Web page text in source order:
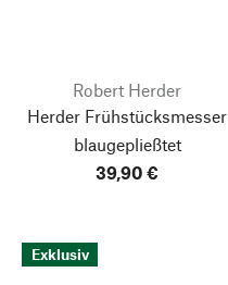
Robert Herder
Herder Frühstücksmesser
blaugepließtet
39,90 €
Exklusiv